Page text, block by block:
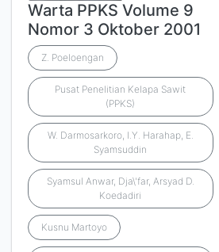
Warta PPKS Volume 9
Nomor 3 Oktober 2001
Z. Poeloengan
Pusat Penelitian Kelapa Sawit
(PPKS)
W. Darmosarkoro, I.Y. Harahap, E.
Syamsuddin
Syamsul Anwar, Dja\'far, Arsyad D.
Koedadiri
Kusnu Martoyo